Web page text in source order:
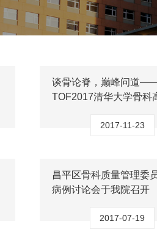
谈骨论脊，巅峰问道
TOF2017清华大学骨科
2017-11-23
昌平区骨科质量管理委
病例讨论会于我院召开
2017-07-19